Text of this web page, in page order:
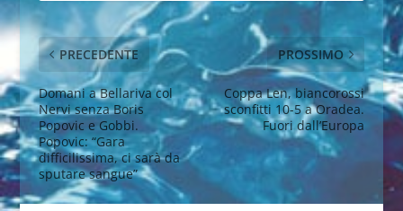
PRECEDENTE
Domani a Bellariva col
Nervi senza Boris
Popovic e Gobbi.
Popovic: “Gara
difficilissima, ci sarà da
sputare sangue”
PROSSIMO
Coppa Len, biancorossi
sconfitti 10-5 a Oradea.
Fuori dall’Europa